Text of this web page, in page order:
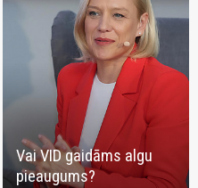
Vai VID gaidāms algu
pieaugums?